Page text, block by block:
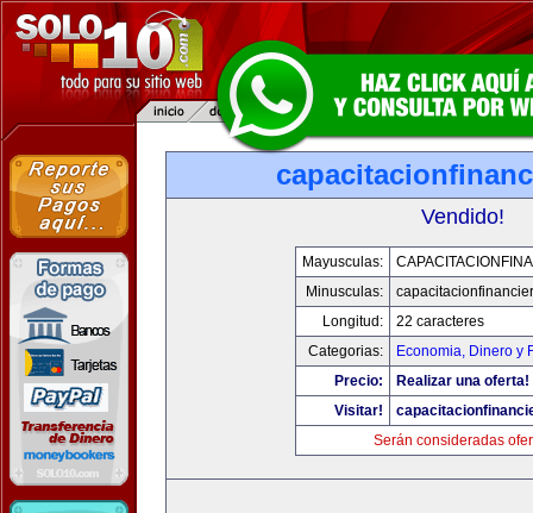
Vendido!
Mayusculas:
Minusculas:
Longitud:
22 caracteres
Categorias:
Economia, Dinero y
Precio:
Realizar una oferta!
Visitar!
Serán consideradas